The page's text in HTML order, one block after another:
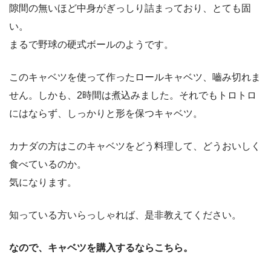
隙間の無いほど中身がぎっしり詰まっており、とても固
い。
まるで野球の硬式ボールのようです。
このキャベツを使って作ったロールキャベツ、嚙み切れま
せん。しかも、2時間は煮込みました。それでもトロトロ
にはならず、しっかりと形を保つキャベツ。
カナダの方はこのキャベツをどう料理して、どうおいしく
食べているのか。
気になります。
知っている方いらっしゃれば、是非教えてください。
なので、キャベツを購入するならこちら。